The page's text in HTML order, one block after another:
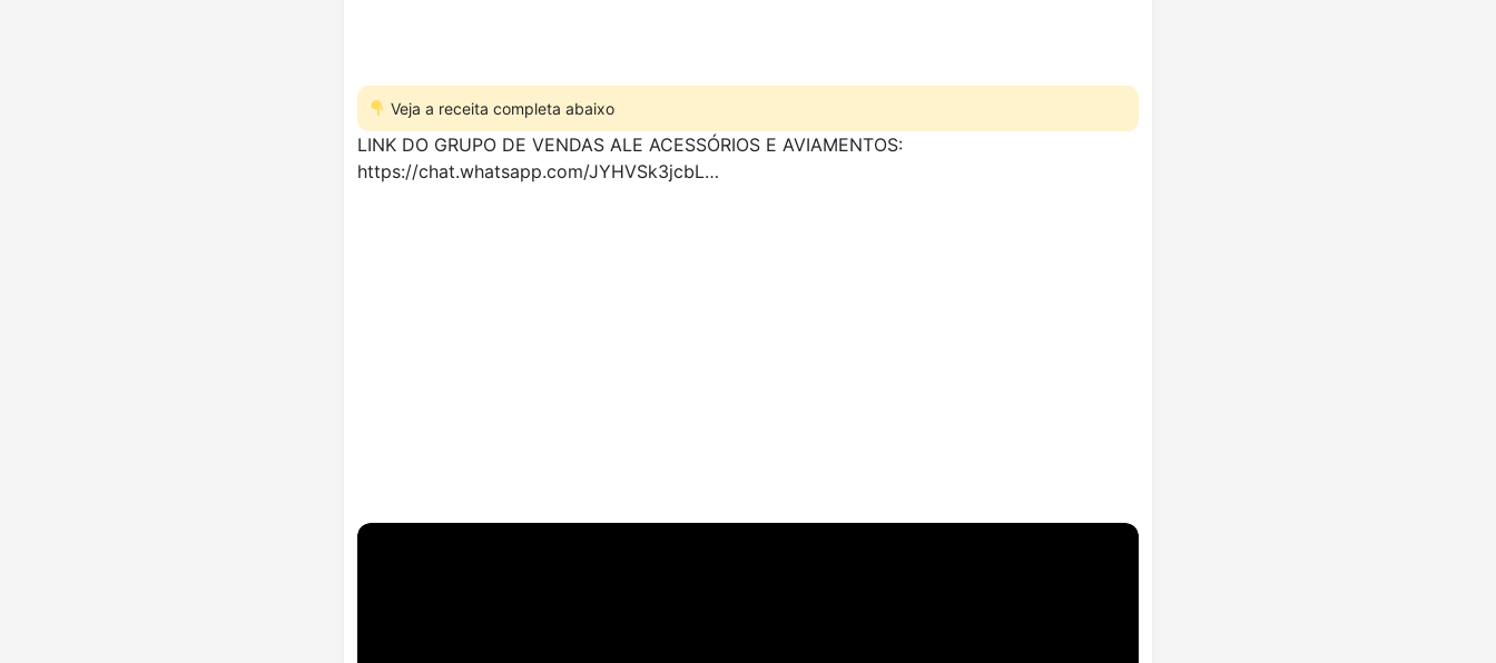
Veja a receita completa abaixo
LINK DO GRUPO DE VENDAS ALE ACESSÓRIOS E AVIAMENTOS:
https://chat.whatsapp.com/JYHVSk3jcbL…